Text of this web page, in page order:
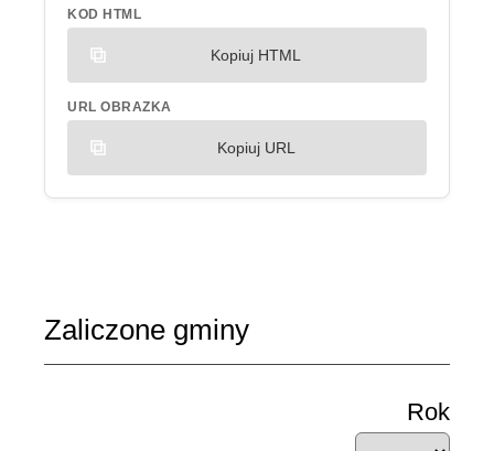
KOD HTML
Kopiuj HTML
URL OBRAZKA
Kopiuj URL
Zaliczone gminy
Rok